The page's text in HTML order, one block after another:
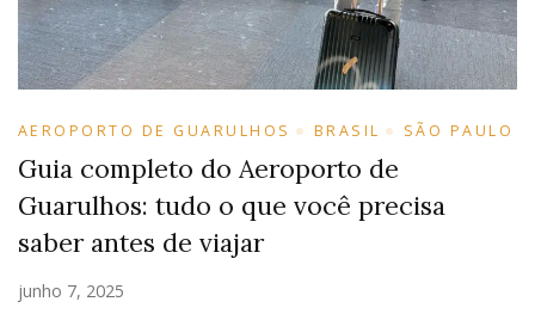
AEROPORTO DE GUARULHOS BRASIL SÃO PAULO
Guia completo do Aeroporto de
Guarulhos: tudo o que você precisa
saber antes de viajar
junho 7, 2025